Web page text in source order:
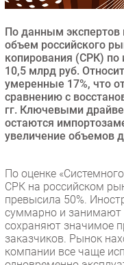
Инновации
CIO/Управление ИТ
Гаджеты
Здоровье
РАЗДЕЛЫ
Аналитика
Интервью
Мероприятия
Проекты
IT класс
По данным
объем российского
копирования (СРК) по
10,5 млрд руб.
умеренные 17%, что
сравнению с
гг. Ключевыми
остаются
увеличение объемов
По оценке
СРК на российском
превысила 50%.
суммарно и занимают
сохраняют значимое
заказчиков. Рынок
компании все чаще